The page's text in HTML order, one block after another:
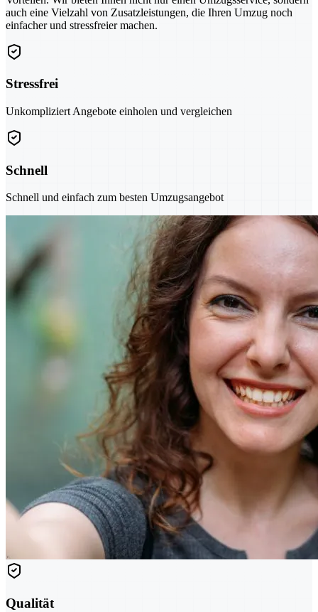
auch eine Vielzahl von Zusatzleistungen, die Ihren Umzug noch
einfacher und stressfreier machen.
Stressfrei
Unkompliziert Angebote einholen und vergleichen
Schnell
Schnell und einfach zum besten Umzugsangebot
Qualität